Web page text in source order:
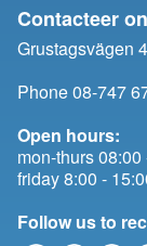
Contacteer
Grustagsvägen
Phone 08-747
Open hours:
mon-thurs 08:00
friday 8:00 -
Follow us to